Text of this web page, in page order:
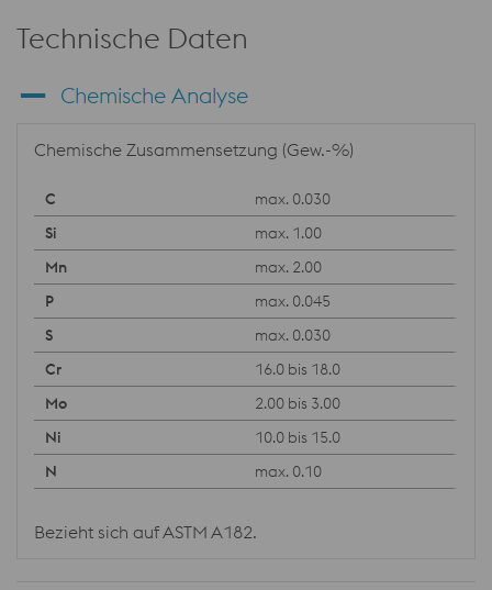
Technische Daten
Chemische Analyse
Chemische Zusammensetzung (Gew.-%)
max. 0.030
max. 1.00
max. 2.00
max. 0.045
max. 0.030
16.0 bis 18.0
2.00 bis 3.00
10.0 bis 15.0
max. 0.10
Bezieht sich auf ASTM A182.